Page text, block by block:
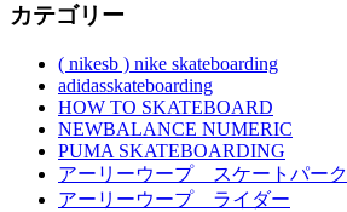
カテゴリー
( nikesb ) nike skateboarding
adidasskateboarding
HOW TO SKATEBOARD
NEWBALANCE NUMERIC
PUMA SKATEBOARDING
アーリーウープ スケートパーク
アーリーウープ ライダー